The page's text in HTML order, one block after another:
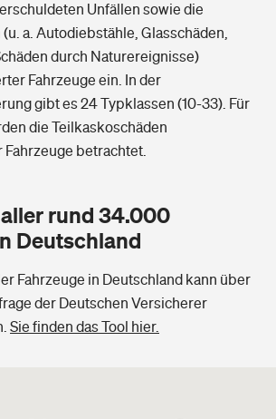
Unfällen sowie die
a. Autodiebstähle, Glasschäden,
durch Naturereignisse)
Fahrzeuge ein. In der
gibt es 24 Typklassen (10-33). Für
die Teilkaskoschäden
betrachtet.
rund 34.000
Deutschland
Fahrzeuge in Deutschland kann über
der Deutschen Versicherer
Sie finden das Tool hier.